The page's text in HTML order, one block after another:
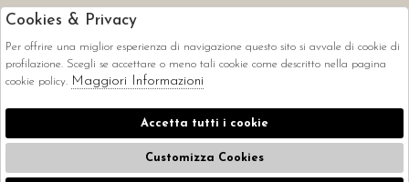
CORRIERI
Cookies & Privacy
Per offrire una miglior esperienza di navigazione questo sito si avvale di cookie di
profilazione. Scegli se accettare o meno tali cookie come descritto nella pagina
cookie policy. Maggiori Informazioni
Accetta tutti i cookie
Customizza Cookies